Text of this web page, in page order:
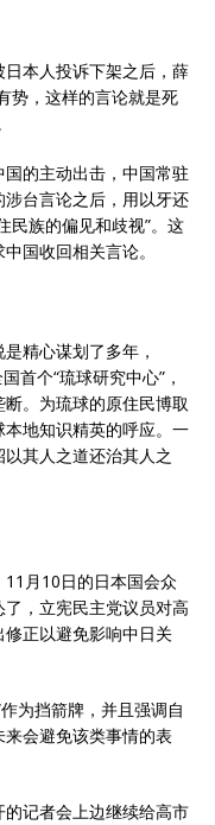
本人投诉下架之后，薛
势，这样的言论就是死
的主动出击，中国常驻
台言论之后，用以牙还
民族的偏见和歧视”。这
国收回相关言论。
精心谋划了多年，
首个“琉球研究中心”，
。为琉球的原住民博取
地知识精英的呼应。一
其人之道还治其人之
月10日的日本国会众
，立宪民主党议员对高
正以避免影响中日关
为挡箭牌，并且强调自
会避免该类事情的表
记者会上边继续给高市